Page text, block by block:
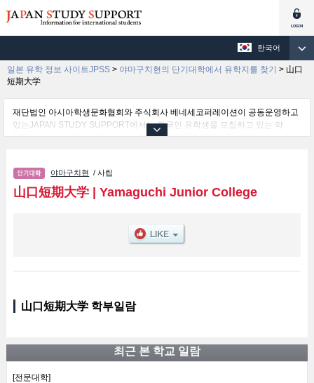
한국어
일본 유학 정보 사이트JPSS > 야마구치현의 단기대학에서 유학지를 찾기 > 山口
短期大学
재단법인 아시아학생문화협회와 주식회사 베네세코퍼레이션이 공동운영하고
있는JAPAN STUDY SUPPORT에서는 외국인 유학생을 모집하고 있는 약
1,300여 개의 대학・대학원・단기대학・전문학교의 정보를 게재하고 있습니
보, 모집정원과 합격자수 등의 입시정보, 시설안내, 교통정보 등 외국인 유학생
에게 유익하고 필요한 정보를 게재하고 있으므로 많이 이용해 주시기 바랍니
야마구치현 / 사립
山口短期大学| Yamaguchi Junior College
山口短期大学 학부일람
최근 본 학교 일람
[전문대학]